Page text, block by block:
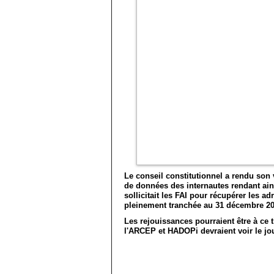
Le conseil constitutionnel a rendu
de données des internautes rendant
sollicitait les FAI pour récupérer les
pleinement tranchée au 31 décembre
Les rejouissances pourraient être à
l'ARCEP et HADOPi devraient voir le